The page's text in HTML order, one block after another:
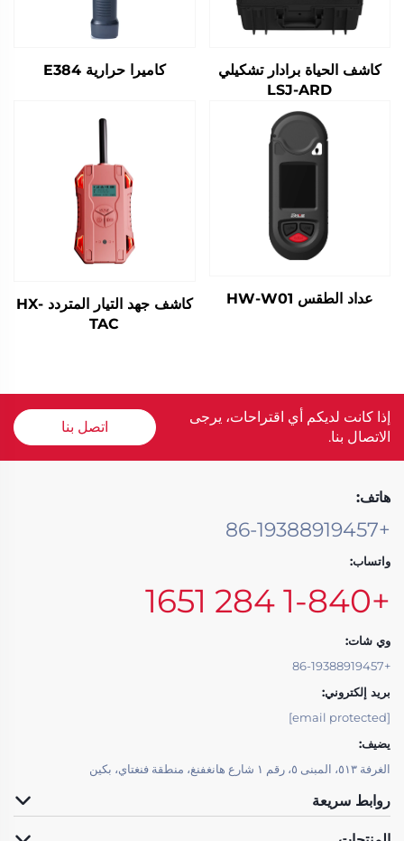
كاميرا حرارية E384
كاشف الحياة برادار تشكيلي
LSJ-ARD
كاشف جهد التيار المتردد HX-
TAC
عداد الطقس HW-W01
إذا كانت لديكم أي اقتراحات، يرجى
الاتصال بنا.
اتصل بنا
هاتف:
+86-19388919457
واتساب:
+1-840 284 1651
وي شات:
بريد إلكتروني:
يضيف:
الغرفة ٥١٣، المبنى ٥، رقم ١ شارع هانغفنغ، منطقة فنغتاي، بكين
روابط سريعة